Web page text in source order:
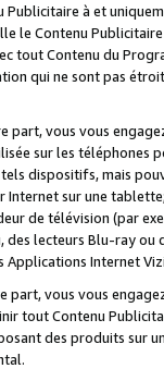
Publicitaire à et
le Contenu
tout Contenu du
qui ne sont pas
part, vous vous
sur les téléphones
dispositifs, mais
Internet sur une
de télévision (par
lecteurs Blu-ray
Applications Internet
vous vous
tout Contenu
des produits sur